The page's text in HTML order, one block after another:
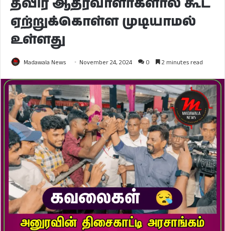
தீவிர ஆதரவாளர்களால் கூட
ஏற்றுக்கொள்ள முடியாமல்
உள்ளது
Madawala News November 24, 2024 0 2 minutes read